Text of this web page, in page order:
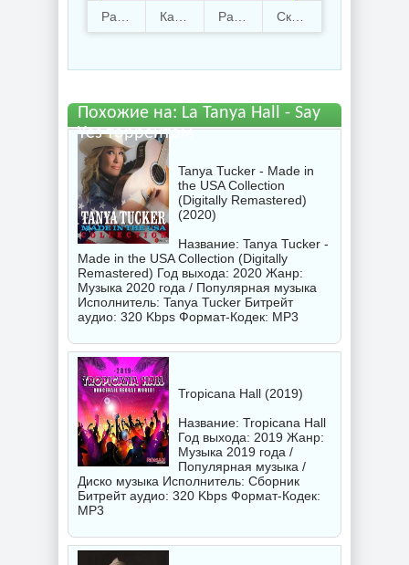
Say Yes.torrent файл
98 38 135.51 Mb
Похожие на: La Tanya Hall - Say
Yes торрентом
Tanya Tucker - Made in
the USA Collection
(Digitally Remastered)
(2020)
Название: Tanya Tucker -
Made in the USA Collection (Digitally
Remastered) Год выхода: 2020 Жанр:
Музыка 2020 года / Популярная музыка
Исполнитель: Tanya Tucker Битрейт
аудио: 320 Kbps Формат-Кодек: MP3
Tropicana Hall (2019)
Название: Tropicana Hall
Год выхода: 2019 Жанр:
Музыка 2019 года /
Популярная музыка /
Диско музыка Исполнитель: Сборник
Битрейт аудио: 320 Kbps Формат-Кодек:
MP3